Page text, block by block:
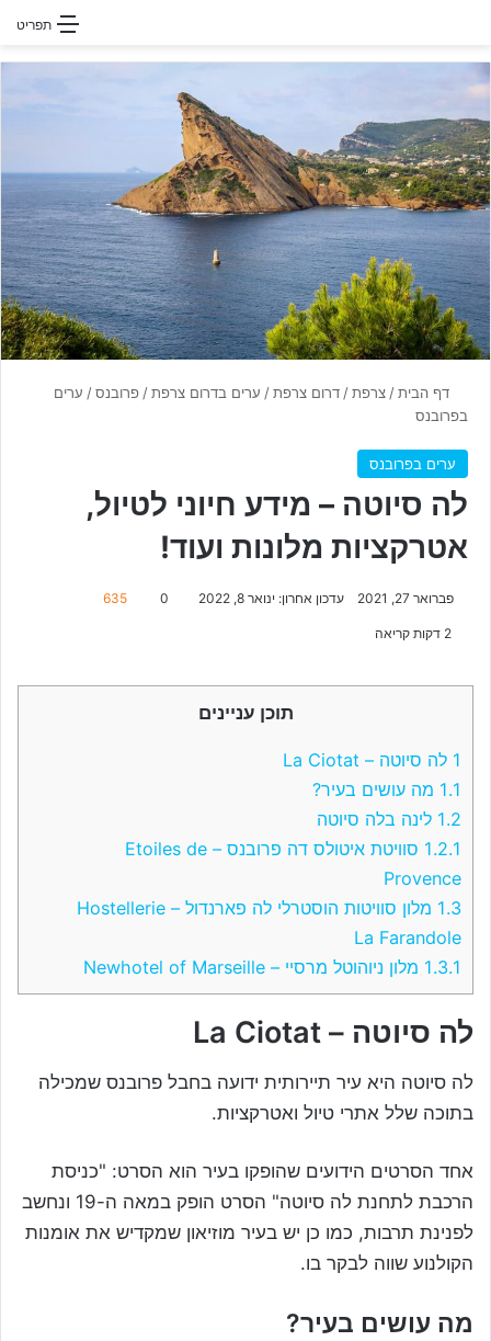
תפריט
דף הבית/ צרפת/ דרום צרפת/ ערים בדרום צרפת/ פרובנס/ ערים
בפרובנס
ערים בפרובנס
לה סיוטה – מידע חיוני לטיול,
אטרקציות מלונות ועוד!
פברואר 27, 2021 עדכון אחרון: ינואר 8, 2022 0
635
תוכן עניינים
1 לה סיוטה – La Ciotat
1.1 מה עושים בעיר?
1.2 לינה בלה סיוטה
1.2.1
סוויטת איטולס דה פרובנס – Etoiles de
Provence
1.3
מלון סוויטות הוסטרלי לה פארנדול – Hostellerie
La Farandole
1.3.1 מלון ניוהוטל מרסיי – Newhotel of Marseille
לה סיוטה – La Ciotat
לה סיוטה היא עיר תיירותית ידועה בחבל פרובנס שמכילה
בתוכה שלל אתרי טיול ואטרקציות.
אחד הסרטים הידועים שהופקו בעיר הוא הסרט: "כניסת
הרכבת לתחנת לה סיוטה" הסרט הופק במאה ה-19 ונחשב
לפנינת תרבות, כמו כן יש בעיר מוזיאון שמקדיש את אומנות
הקולנוע שווה לבקר בו.
מה עושים בעיר?